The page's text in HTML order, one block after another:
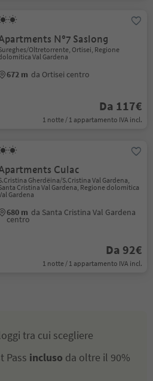
N°7 Saslong
Oltretorrente, Ortisei, Regione
Val Gardena
672 m da Ortisei centro
Da 117€
1 notte / 1 appartamento IVA incl.
Culac
Gherdëina/S.Cristina Val Gardena,
Cristina Val Gardena, Regione dolomitica
Gardena
680 m da Santa Cristina Val Gardena
centro
Da 92€
1 notte / 1 appartamento IVA incl.
tra cui scegliere
Pass incluso da oltre il 90%